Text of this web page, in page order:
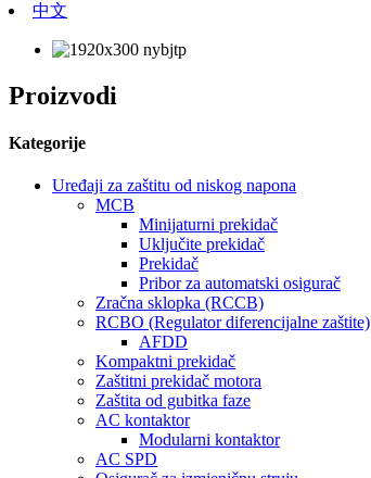
中文
Proizvodi
Kategorije
Uređaji za zaštitu od niskog napona
MCB
Minijaturni prekidač
Uključite prekidač
Prekidač
Pribor za automatski osigurač
Zračna sklopka (RCCB)
RCBO (Regulator diferencijalne zaštite)
AFDD
Kompaktni prekidač
Zaštitni prekidač motora
Zaštita od gubitka faze
AC kontaktor
Modularni kontaktor
AC SPD